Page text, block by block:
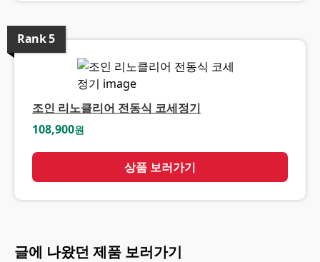
Rank5
조인 리노클리어 전동식 코세정기
108,900원
상품 보러가기
글에 나왔던 제품 보러가기